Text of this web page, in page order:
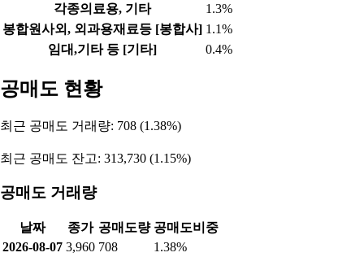
각종의료용, 기타
1.3%
봉합원사외, 외과용재료등 [봉합사] 1.1%
임대,기타 등 [기타]
0.4%
공매도 현황
최근 공매도 거래량: 708 (1.38%)
최근 공매도 잔고: 313,730 (1.15%)
공매도 거래량
날짜 종가 공매도량 공매도비중
2026-08-07 3,960 708
1.38%